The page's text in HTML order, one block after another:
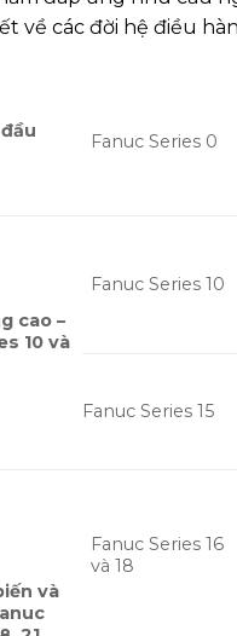
về các đời hệ điều
Fanuc Series 0
cao –
10 và
Fanuc Series 10
Fanuc Series 15
và
Fanuc Series 16
và 18